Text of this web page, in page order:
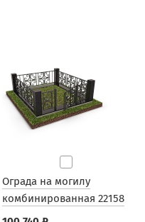
Ограда на могилу
комбинированная 22158